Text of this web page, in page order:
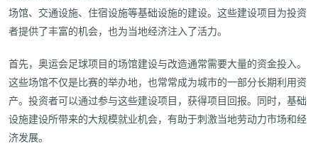
场馆、交通设施、住宿设施等基础设施的建设。这些建设项目为投资
者提供了丰富的机会，也为当地经济注入了活力。
首先，奥运会足球项目的场馆建设与改造通常需要大量的资金投入。
这些场馆不仅是比赛的举办地，也常常成为城市的一部分长期利用资
产。投资者可以通过参与这些建设项目，获得项目回报。同时，基础
设施建设所带来的大规模就业机会，有助于刺激当地劳动力市场和经
济发展。